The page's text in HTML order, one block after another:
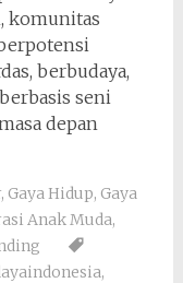
komunitas
berbudaya,
seni
depan
, Gaya Hidup, Gaya
Anak Muda,
,